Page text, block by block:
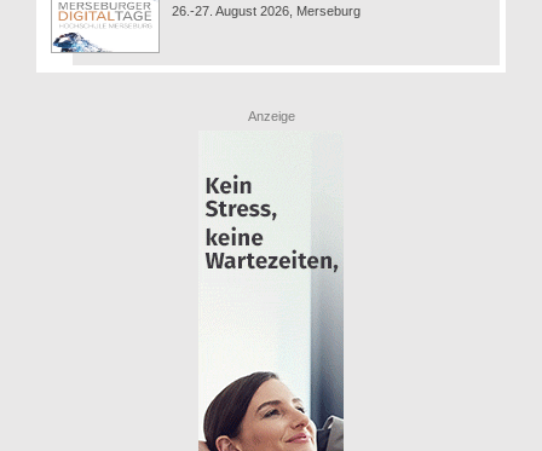
26.-27. August 2026, Merseburg
Anzeige